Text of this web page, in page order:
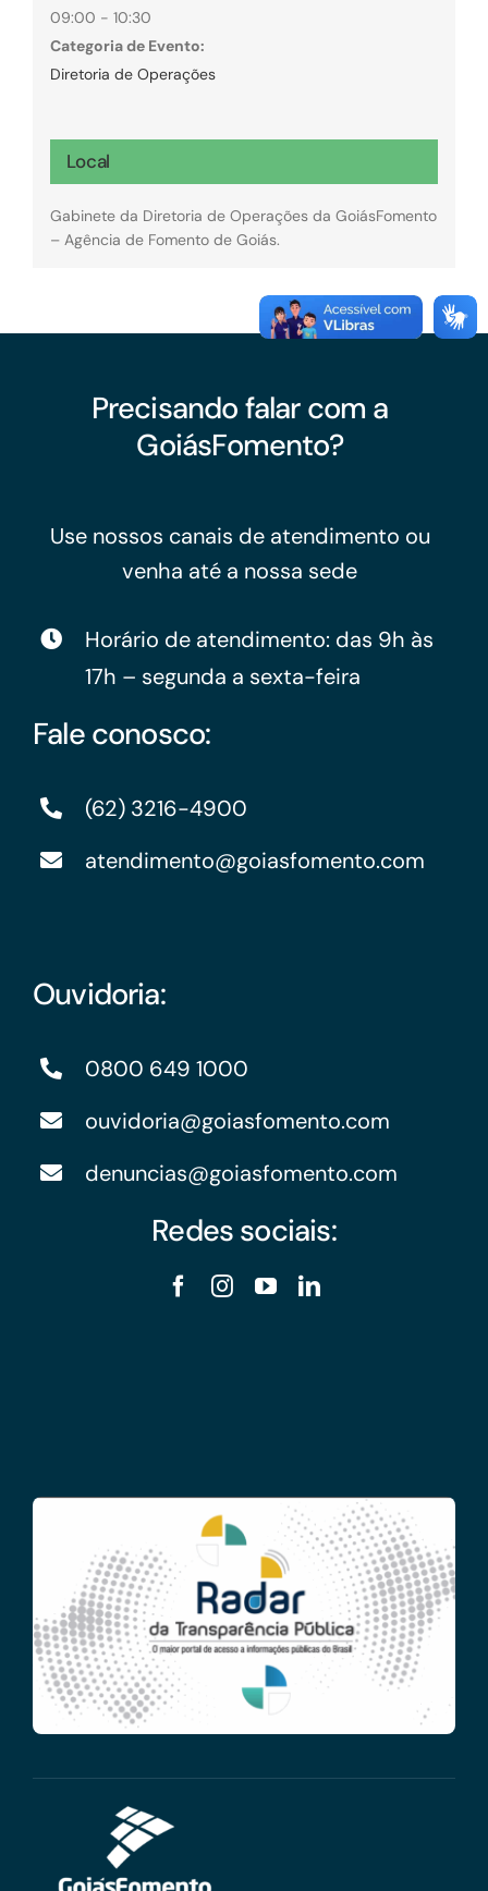
09:00 - 10:30
Categoria de Evento:
Diretoria de Operações
Local
Gabinete da Diretoria de Operações da GoiásFomento
– Agência de Fomento de Goiás.
Precisando falar com a
GoiásFomento?
Use nossos canais de atendimento ou
venha até a nossa sede
Horário de atendimento: das 9h às
17h – segunda a sexta-feira
Fale conosco:
(62) 3216-4900
atendimento@goiasfomento.com
Ouvidoria:
0800 649 1000
ouvidoria@goiasfomento.com
denuncias@goiasfomento.com
Redes sociais: